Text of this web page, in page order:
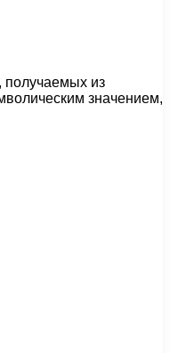
получаемых из
значением,